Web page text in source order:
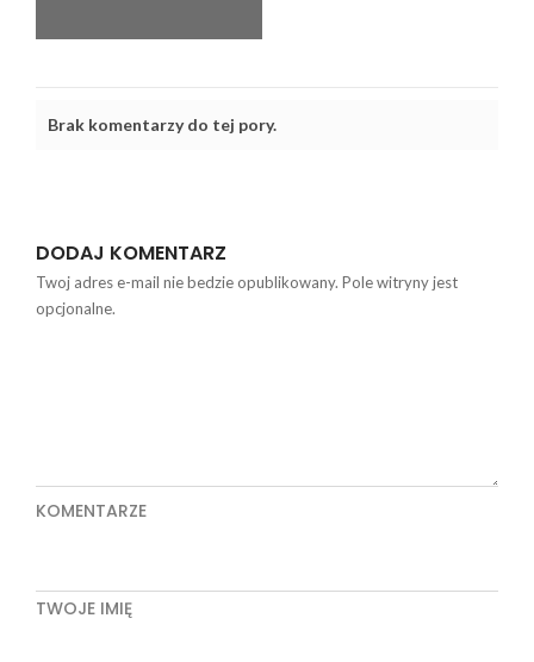
Brak komentarzy do tej pory.
DODAJ KOMENTARZ
Twoj adres e-mail nie bedzie opublikowany. Pole witryny jest
opcjonalne.
KOMENTARZE
TWOJE IMIĘ